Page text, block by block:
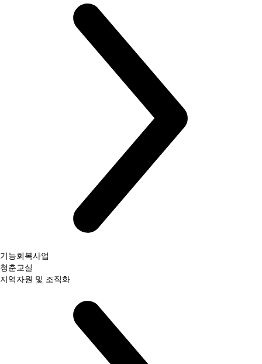
기능회복사업
청춘교실
지역자원 및 조직화